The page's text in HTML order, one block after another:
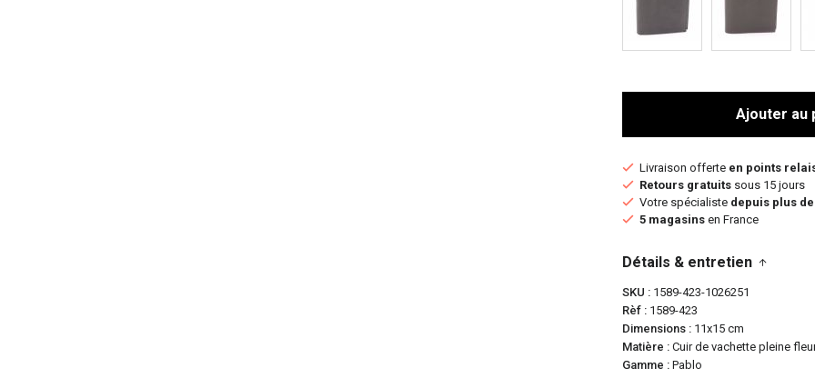
Ajouter au
Livraison offerte en points
Retours gratuits sous 15 jours
Votre spécialiste depuis plus
5 magasins en France
Détails & entretien
SKU
1589-423-1026251
Rèf
1589-423
Dimensions
11x15 cm
Matière
Cuir de vachette pleine
Gamme
Pablo